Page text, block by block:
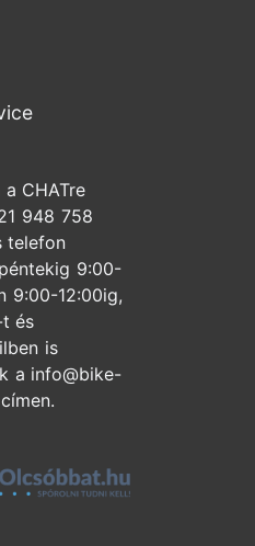
CHATre
948 758
telefon
9:00-
9:00-12:00ig,
és
is
a info@bike-